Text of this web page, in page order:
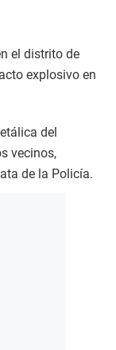
el distrito de
explosivo en
del
vecinos,
de la Policía.